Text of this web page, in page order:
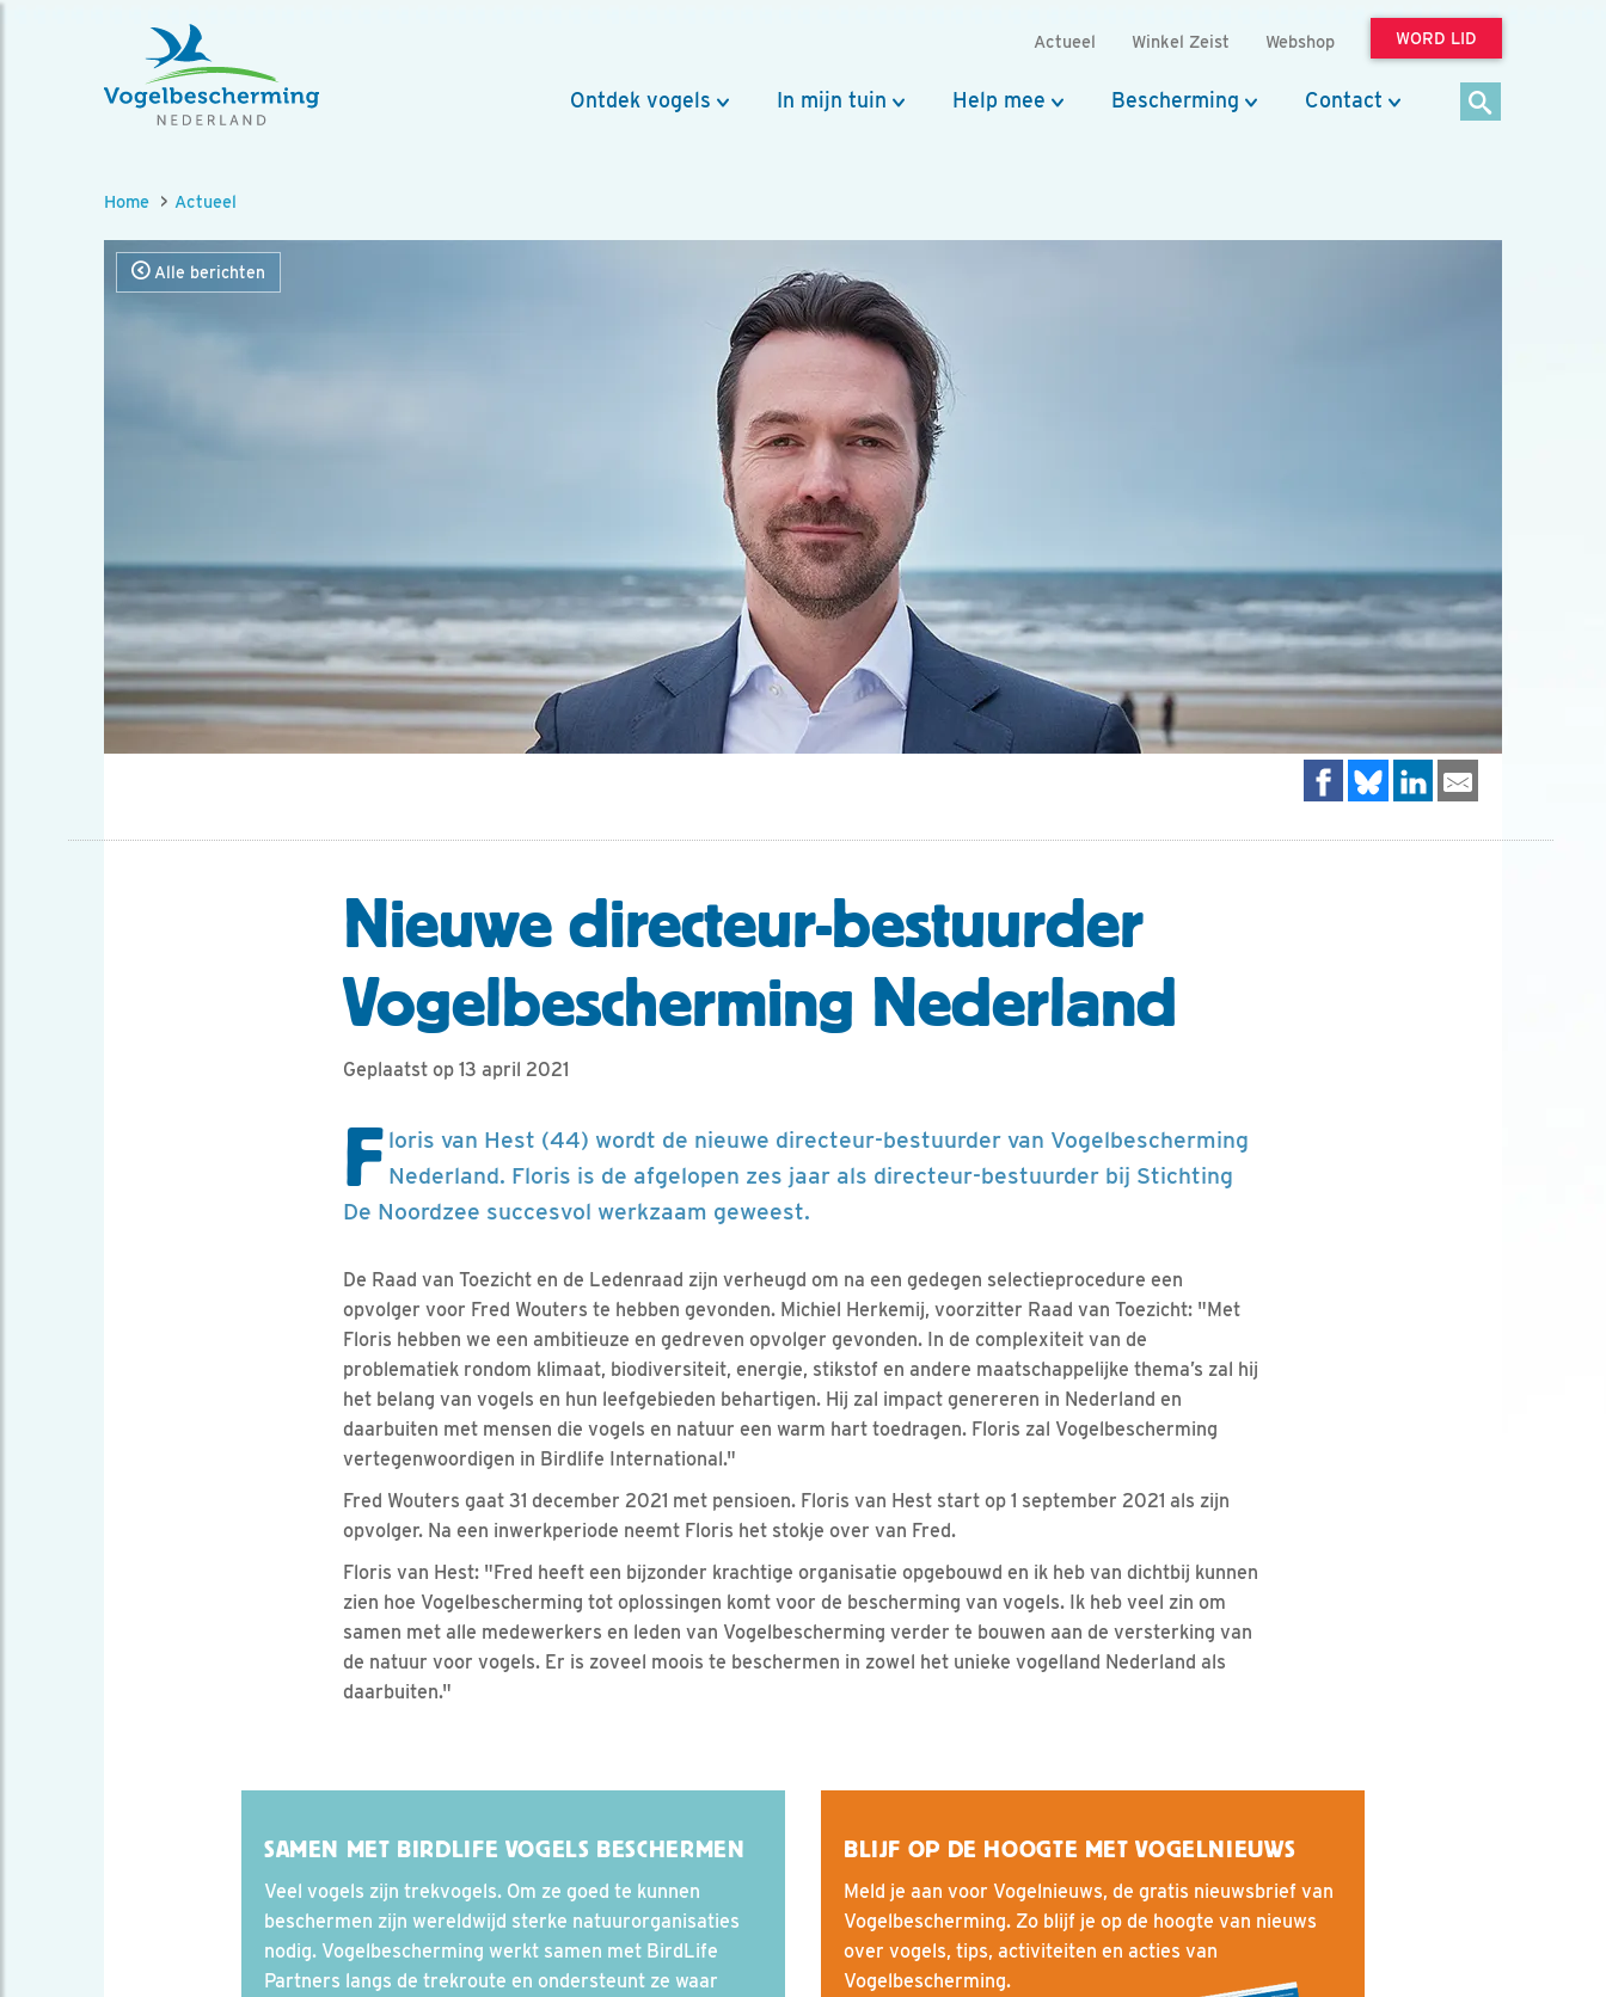
Actueel Winkel Zeist Webshop WORD LID
Ontdek vogels In mijn tuin Help mee Bescherming Contact
Home Actueel
Alle berichten
Nieuwe directeur-bestuurder
Vogelbescherming Nederland
Geplaatst op 13 april 2021
F loris van Hest (44) wordt de nieuwe directeur-bestuurder van Vogelbescherming
Nederland. Floris is de afgelopen zes jaar als directeur-bestuurder bij Stichting
De Noordzee succesvol werkzaam geweest.
De Raad van Toezicht en de Ledenraad zijn verheugd om na een gedegen selectieprocedure een
opvolger voor Fred Wouters te hebben gevonden. Michiel Herkemij, voorzitter Raad van Toezicht: "Met
Floris hebben we een ambitieuze en gedreven opvolger gevonden. In de complexiteit van de
problematiek rondom klimaat, biodiversiteit, energie, stikstof en andere maatschappelijke thema’s zal hij
het belang van vogels en hun leefgebieden behartigen. Hij zal impact genereren in Nederland en
daarbuiten met mensen die vogels en natuur een warm hart toedragen. Floris zal Vogelbescherming
vertegenwoordigen in Birdlife International."
Fred Wouters gaat 31 december 2021 met pensioen. Floris van Hest start op 1 september 2021 als zijn
opvolger. Na een inwerkperiode neemt Floris het stokje over van Fred.
Floris van Hest: "Fred heeft een bijzonder krachtige organisatie opgebouwd en ik heb van dichtbij kunnen
zien hoe Vogelbescherming tot oplossingen komt voor de bescherming van vogels. Ik heb veel zin om
samen met alle medewerkers en leden van Vogelbescherming verder te bouwen aan de versterking van
de natuur voor vogels. Er is zoveel moois te beschermen in zowel het unieke vogelland Nederland als
daarbuiten."
SAMEN MET BIRDLIFE VOGELS BESCHERMEN
Veel vogels zijn trekvogels. Om ze goed te kunnen
beschermen zijn wereldwijd sterke natuurorganisaties
nodig. Vogelbescherming werkt samen met BirdLife
Partners langs de trekroute en ondersteunt ze waar
BLIJF OP DE HOOGTE MET VOGELNIEUWS
Meld je aan voor Vogelnieuws, de gratis nieuwsbrief van
Vogelbescherming. Zo blijf je op de hoogte van nieuws
over vogels, tips, activiteiten en acties van
Vogelbescherming.